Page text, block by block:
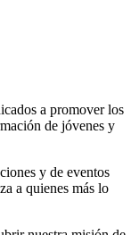
a promover los
de jóvenes y
y de eventos
a quienes más lo